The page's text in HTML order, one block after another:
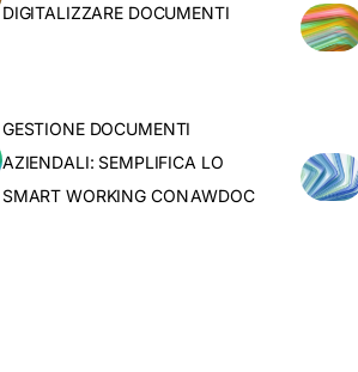
DIGITALIZZARE DOCUMENTI
GESTIONE DOCUMENTI
AZIENDALI: SEMPLIFICA LO
SMART WORKING CON AWDOC